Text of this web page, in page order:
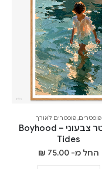
פוסטרים,פוסטרים לאורך
פוסטר צבעוני – Boyhood
Tides
החל מ- ₪ 75.00